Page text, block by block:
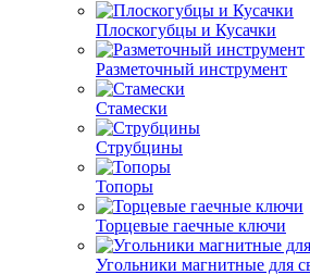
Плоскогубцы и Кусачки
Разметочный инструмент
Стамески
Струбцины
Топоры
Торцевые гаечные ключи
Угольники магнитные для